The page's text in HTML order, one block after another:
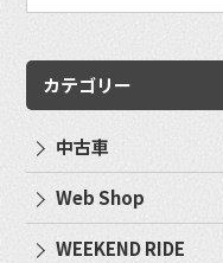
カテゴリー
中古車
Web Shop
WEEKEND RIDE